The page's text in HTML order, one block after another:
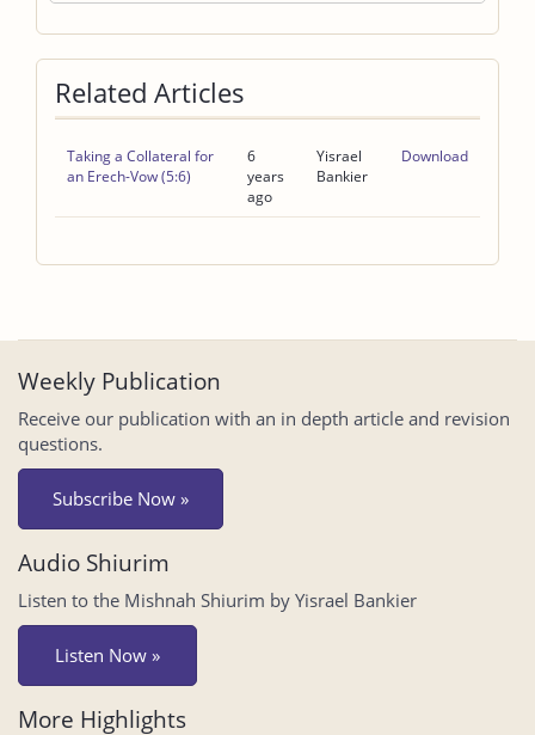
Related Articles
Taking a Collateral for
an Erech-Vow (5:6)
6
years
ago
Yisrael
Bankier
Download
Weekly Publication
Receive our publication with an in depth article and revision
questions.
Subscribe Now »
Audio Shiurim
Listen to the Mishnah Shiurim by Yisrael Bankier
Listen Now »
More Highlights